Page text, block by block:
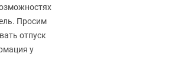
Просим
отпуск
у